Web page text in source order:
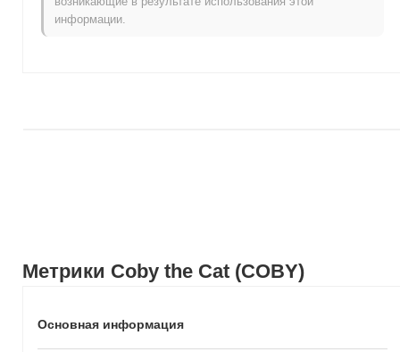
Метрики Coby the Cat (COBY)
Основная информация
движении COBY относительно более широкого рыночного
импульса.
информации.